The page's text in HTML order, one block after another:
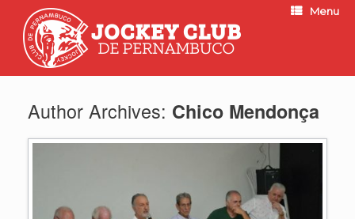
Menu
Author Archives: Chico Mendonça